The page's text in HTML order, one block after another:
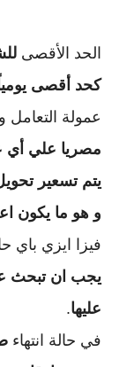
الحد الأقصى
كحد أقصى
عمولة التعامل
مصريا علي أي
و هو ما يكون
فيزا ايزي باي
عليها.
في حالة انتهاء